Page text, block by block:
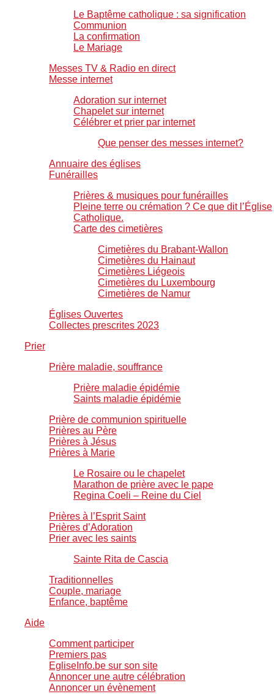
Le Baptême catholique : sa signification
Communion
La confirmation
Le Mariage
Messes TV & Radio en direct
Messe internet
Adoration sur internet
Chapelet sur internet
Célébrer et prier par internet
Que penser des messes internet?
Annuaire des églises
Funérailles
Prières & musiques pour funérailles
Pleine terre ou crémation ? Ce que dit l’Église
Catholique.
Carte des cimetières
Cimetières du Brabant-Wallon
Cimetières du Hainaut
Cimetières Liégeois
Cimetières du Luxembourg
Cimetières de Namur
Églises Ouvertes
Collectes prescrites 2023
Prier
Prière maladie, souffrance
Prière maladie épidémie
Saints maladie épidémie
Prière de communion spirituelle
Prières au Père
Prières à Jésus
Prières à Marie
Le Rosaire ou le chapelet
Marathon de prière avec le pape
Regina Coeli – Reine du Ciel
Prières à l’Esprit Saint
Prières d’Adoration
Prier avec les saints
Sainte Rita de Cascia
Traditionnelles
Couple, mariage
Enfance, baptême
Aide
Comment participer
Premiers pas
EgliseInfo.be sur son site
Annoncer une autre célébration
Annoncer un évènement